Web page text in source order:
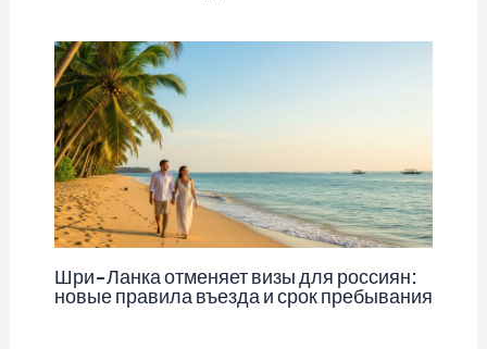
Шри-Ланка отменяет визы для россиян:
новые правила въезда и срок пребывания